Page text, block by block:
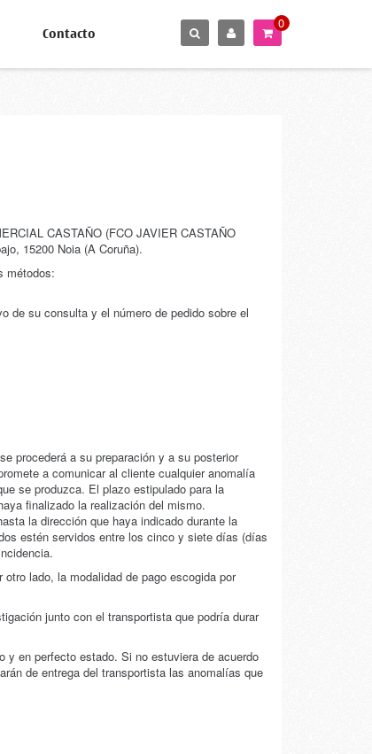
Contacto
0
CASTAÑO (FCO JAVIER CASTAÑO
15200 Noia (A Coruña).
métodos:
de su consulta y el número de pedido sobre el
procederá a su preparación y a su posterior
a comunicar al cliente cualquier anomalía
se produzca. El plazo estipulado para la
finalizado la realización del mismo.
la dirección que haya indicado durante la
estén servidos entre los cinco y siete días (días
lado, la modalidad de pago escogida por
junto con el transportista que podría durar
y en perfecto estado. Si no estuviera de acuerdo
de entrega del transportista las anomalías que